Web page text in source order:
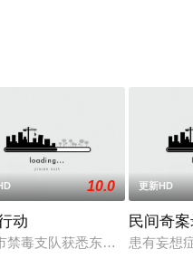
“废用身”——因瘫痪等原因已
10.0
动
禁毒支队获悉东南亚毒王廖爷
更新HD
民间奇
患有妄想